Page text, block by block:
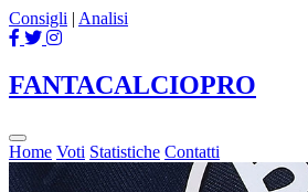
Consigli | Analisi
FANTACALCIOPRO
Home Voti Statistiche Contatti